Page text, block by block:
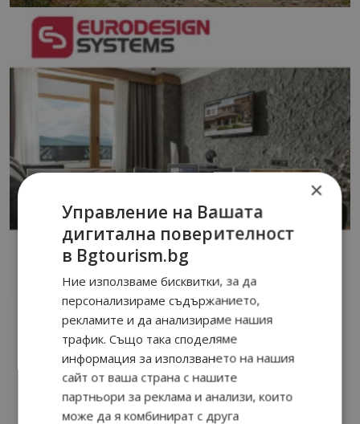
×
Управление на Вашата
дигитална поверителност
в Bgtourism.bg
Ние използваме бисквитки, за да
персонализираме съдържанието,
рекламите и да анализираме нашия
трафик. Също така споделяме
информация за използването на нашия
сайт от ваша страна с нашите
партньори за реклама и анализи, които
може да я комбинират с друга